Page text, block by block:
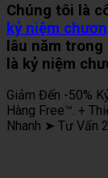
Chúng tôi là
kỷ niệm
lâu năm
là kỷ niệm
Giảm Đến -50%
Hàng Free™. +
Nhanh ➤ Tư Vấn